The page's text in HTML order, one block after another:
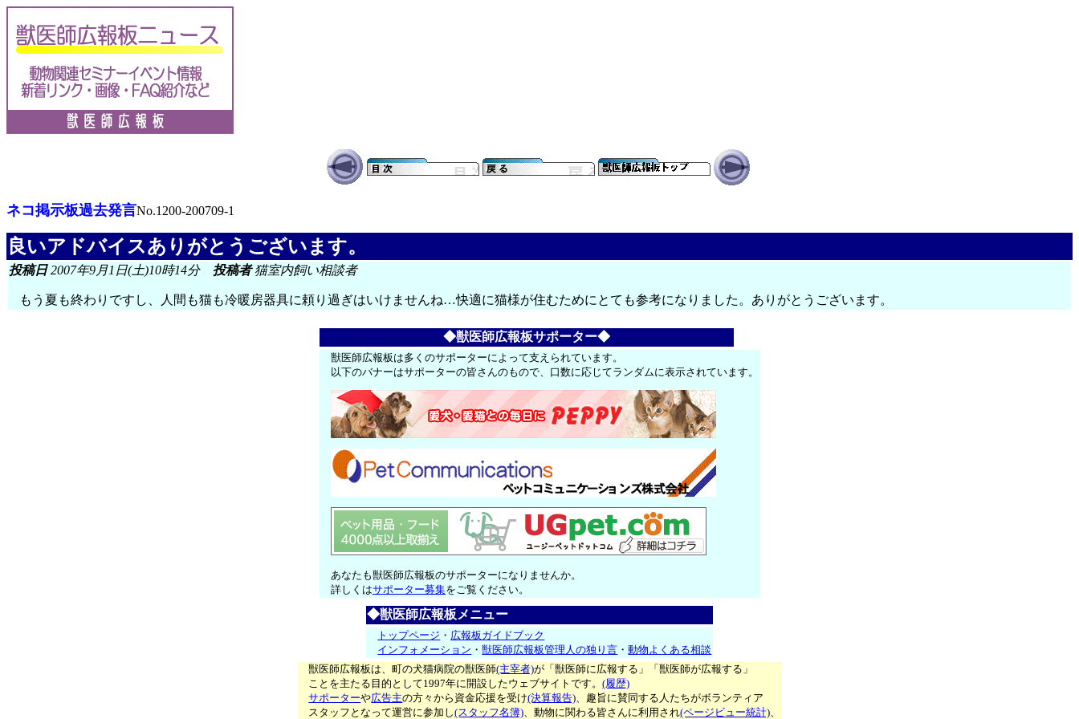
ネコ掲示板過去発言No.1200-200709-1
良いアドバイスありがとうございます。
投稿日2007年9月1日(土)10時14分 投稿者猫室内飼い相談者
もう夏も終わりですし、人間も猫も冷暖房器具に頼り過ぎはいけませんね…快適に猫様が住むためにとても参考になりました。ありがとうございます。
◆獣医師広報板サポーター◆
獣医師広報板は多くのサポーターによって支えられています。
以下のバナーはサポーターの皆さんのもので、口数に応じてランダムに表示されています。
あなたも獣医師広報板のサポーターになりませんか。
詳しくはサポーター募集をご覧ください。
◆獣医師広報板メニュー
トップページ ・ 広報板ガイドブック
インフォメーション ・獣医師広報板管理人の独り言 ・動物よくある相談
獣医師広報板は、町の犬猫病院の獣医師(主宰者)が「獣医師に広報する」「獣医師が広報する」
ことを主たる目的として1997年に開設したウェブサイトです。(履歴)
サポーターや広告主の方々から資金応援を受け(決算報告)、趣旨に賛同する人たちがボランティア
スタッフとなって運営に参加し(スタッフ名簿)、動物に関わる皆さんに利用され(ページビュー統計)、